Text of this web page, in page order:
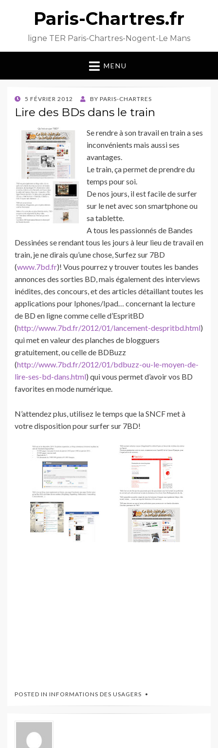
Paris-Chartres.fr
ligne TER Paris-Chartres-Nogent-Le Mans
MENU
POSTED
ON
5 FÉVRIER 2012 BY PARIS-CHARTRES
Lire des BDs dans le train
Se rendre à son travail en train a ses
inconvénients mais aussi ses
avantages.
Le train, ça permet de prendre du
temps pour soi.
De nos jours, il est facile de surfer
sur le net avec son smartphone ou
sa tablette.
A tous les passionnés de Bandes
Dessinées se rendant tous les jours à leur lieu de travail en
train, je ne dirais qu’une chose, Surfez sur 7BD
(www.7bd.fr)! Vous pourrez y trouver toutes les bandes
annonces des sorties BD, mais également des interviews
inédites, des concours, et des articles détaillant toutes les
applications pour Iphones/Ipad… concernant la lecture
de BD en ligne comme celle d’EspritBD
(http://www.7bd.fr/2012/01/lancement-despritbd.html)
qui met en valeur des planches de blogguers
gratuitement, ou celle de BDBuzz
(http://www.7bd.fr/2012/01/bdbuzz-ou-le-moyen-de-
lire-ses-bd-dans.html) qui vous permet d’avoir vos BD
favorites en mode numérique.
N’attendez plus, utilisez le temps que la SNCF met à
votre disposition pour surfer sur 7BD!
POSTED IN INFORMATIONS DES USAGERS